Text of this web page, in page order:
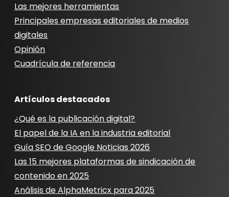
Las mejores herramientas
Principales empresas editoriales de medios
digitales
Opinión
Cuadrícula de referencia
Artículos destacados
¿Qué es la publicación digital?
El papel de la IA en la industria editorial
Guía SEO de Google Noticias 2026
Las 15 mejores plataformas de sindicación de
contenido en 2025
Análisis de AlphaMetricx para 2025